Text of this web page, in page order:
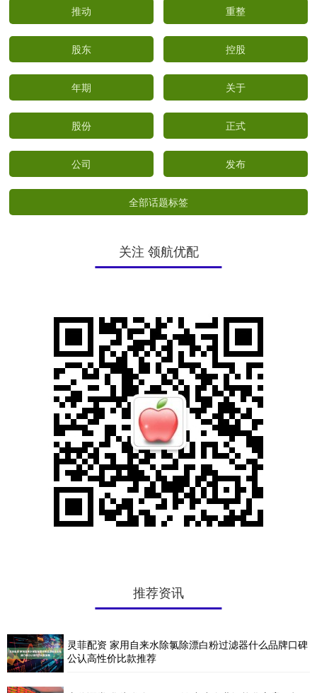
推动 重整
股东 控股
年期 关于
股份 正式
公司 发布
全部话题标签
关注 领航优配
推荐资讯
灵菲配资 家用自来水除氯除漂白粉过滤器什么品牌口碑
公认高性价比款推荐